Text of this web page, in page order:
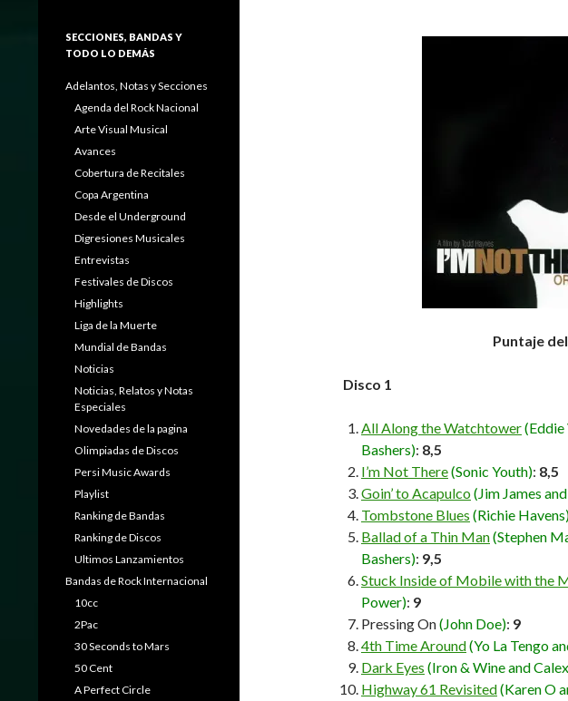
Puntaje
Disco 1
All Along the Watchtower
Bashers): 8,5
I’m Not There(Sonic Youth): 8,5
Goin’ to Acapulco(Jim James
Tombstone Blues (Richie
Ballad of a Thin Man(Stephen
Bashers): 9,5
Stuck Inside of Mobile with the
Power): 9
Pressing On(John Doe): 9
4th Time Around(Yo La Tengo
Dark Eyes (Iron & Wine and
Highway 61 Revisited(Karen O
SECCIONES, BANDAS Y
TODO LO DEMÁS
Adelantos, Notas y Secciones
Agenda del Rock Nacional
Arte Visual Musical
Avances
Cobertura de Recitales
Copa Argentina
Desde el Underground
Digresiones Musicales
Entrevistas
Festivales de Discos
Highlights
Liga de la Muerte
Mundial de Bandas
Noticias
Noticias, Relatos y Notas
Especiales
Novedades de la pagina
Olimpiadas de Discos
Persi Music Awards
Playlist
Ranking de Bandas
Ranking de Discos
Ultimos Lanzamientos
Bandas de Rock Internacional
10cc
2Pac
30 Seconds to Mars
50 Cent
A Perfect Circle